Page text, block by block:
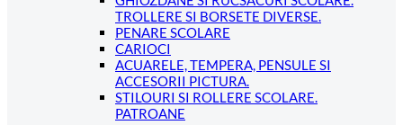
TROLLERE SI BORSETE DIVERSE.
PENARE SCOLARE
CARIOCI
ACUARELE, TEMPERA, PENSULE SI
ACCESORII PICTURA.
STILOURI SI ROLLERE SCOLARE.
PATROANE